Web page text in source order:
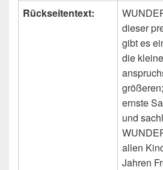
Rückseitentext:
dieser
gibt es
die
ernste
und
allen
Jahren